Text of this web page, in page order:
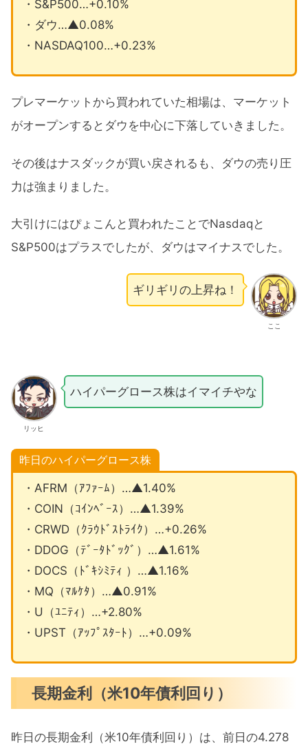
・S&P500…+0.10%
・ダウ…▲0.08%
・NASDAQ100…+0.23%
プレマーケットから買われていた相場は、マーケット
がオープンするとダウを中心に下落していきました。
その後はナスダックが買い戻されるも、ダウの売り圧
力は強まりました。
大引けにはぴょこんと買われたことでNasdaqと
S&P500はプラスでしたが、ダウはマイナスでした。
ここ
ギリギリの上昇ね！
リッヒ
ハイパーグロース株はイマイチやな
昨日のハイパーグロース株
・AFRM（ｱﾌｧｰﾑ）…▲1.40%
・COIN（ｺｲﾝﾍﾞｰｽ）…▲1.39%
・CRWD（ｸﾗｳﾄﾞｽﾄﾗｲｸ）…+0.26%
・DDOG（ﾃﾞｰﾀﾄﾞｯｸﾞ）…▲1.61%
・DOCS（ﾄﾞｷｼﾐﾃｨ ）…▲1.16%
・MQ（ﾏﾙｹﾀ）…▲0.91%
・U（ﾕﾆﾃｨ）…+2.80%
・UPST（ｱｯﾌﾟｽﾀｰﾄ）…+0.09%
長期金利（米10年債利回り）
昨日の長期金利（米10年債利回り）は、前日の4.278